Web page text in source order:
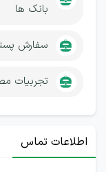
بانک ها
سفارش
تجربیات
اطلاعات تماس